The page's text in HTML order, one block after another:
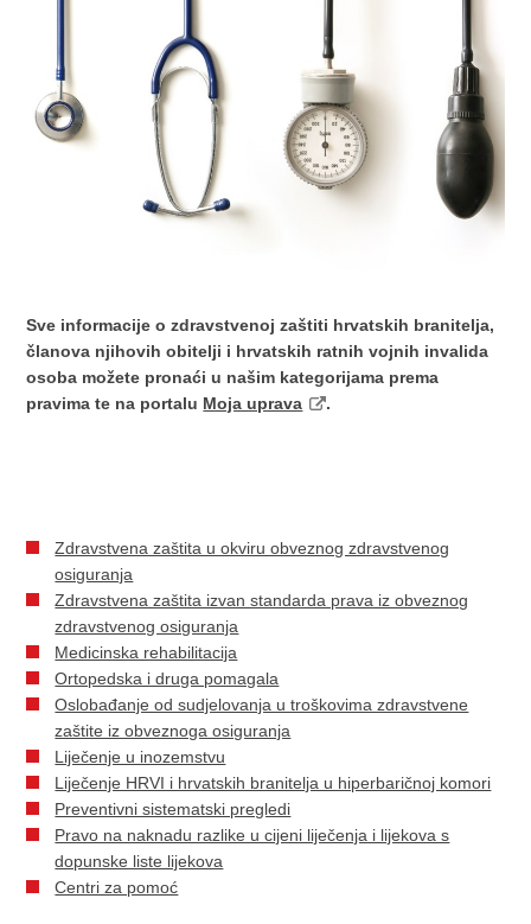
Sve informacije o zdravstvenoj zaštiti hrvatskih branitelja,
članova njihovih obitelji i hrvatskih ratnih vojnih invalida
osoba možete pronaći u našim kategorijama prema
pravima te na portalu Moja uprava .
Zdravstvena zaštita u okviru obveznog zdravstvenog
osiguranja
Zdravstvena zaštita izvan standarda prava iz obveznog
zdravstvenog osiguranja
Medicinska rehabilitacija
Ortopedska i druga pomagala
Oslobađanje od sudjelovanja u troškovima zdravstvene
zaštite iz obveznoga osiguranja
Liječenje u inozemstvu
Liječenje HRVI i hrvatskih branitelja u hiperbaričnoj komori
Preventivni sistematski pregledi
Pravo na naknadu razlike u cijeni liječenja i lijekova s
dopunske liste lijekova
Centri za pomoć